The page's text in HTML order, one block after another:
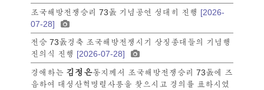
조국해방전쟁승리 73돐 기념공연 성대히 진행 [2026-
07-28]
전승 73돐경축 조국해방전쟁시기 상징종대들의 기념행
진의식 진행 [2026-07-28]
경애하는 김정은동지께서 조국해방전쟁승리 73돐에 즈
음하여 대성산혁명렬사릉을 찾으시고 경의를 표하시였